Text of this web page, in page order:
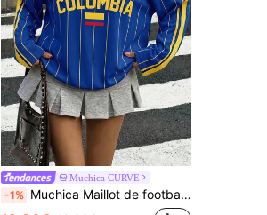
Muchica CURVE
-1% Muchica Maillot de football colombien à manches longues pour femme, grande taille, coupe ample, col marron contrastant et manches rayées. Style rétro, universitaire, classique, à la mode, jeune et urbain. Tissu doux et confortable, idéal pour les jours de match. Maillot de football style streetwear pour la Coupe du Monde 2026.